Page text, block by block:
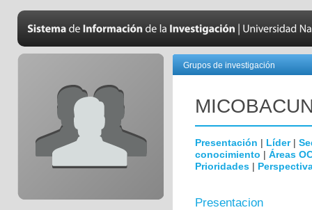
Grupos de investigación
Presentación | Líder|
conocimiento | Áreas
Prioridades |
Presentacion